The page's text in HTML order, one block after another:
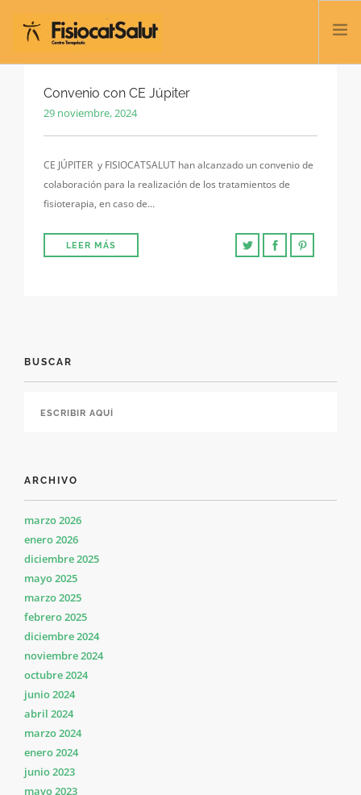
TRATAMIENTOS
SERVICIOS Y CLASES
CONTACTO
Convenio con CE Júpiter
29 noviembre, 2024
CE JÚPITER y FISIOCATSALUT han alcanzado un convenio de
colaboración para la realización de los tratamientos de
fisioterapia, en caso de…
LEER MÁS
BUSCAR
ARCHIVO
marzo 2026
enero 2026
diciembre 2025
mayo 2025
marzo 2025
febrero 2025
diciembre 2024
noviembre 2024
octubre 2024
junio 2024
abril 2024
marzo 2024
enero 2024
junio 2023
mayo 2023